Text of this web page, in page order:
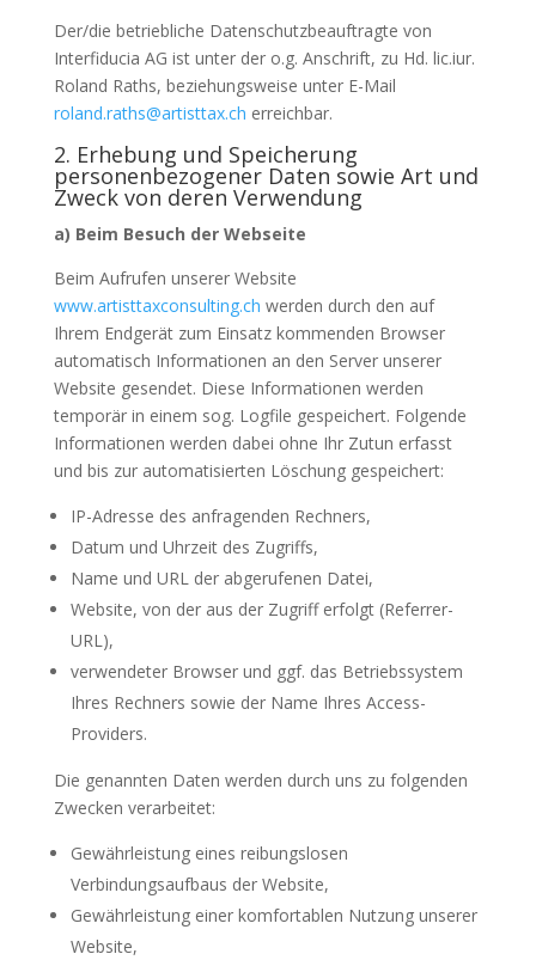
Der/die betriebliche Datenschutzbeauftragte von
Interfiducia AG ist unter der o.g. Anschrift, zu Hd. lic.iur.
Roland Raths, beziehungsweise unter E-Mail
roland.raths@artisttax.ch erreichbar.
2. Erhebung und Speicherung
personenbezogener Daten sowie Art und
Zweck von deren Verwendung
a) Beim Besuch der Webseite
Beim Aufrufen unserer Website
www.artisttaxconsulting.ch werden durch den auf
Ihrem Endgerät zum Einsatz kommenden Browser
automatisch Informationen an den Server unserer
Website gesendet. Diese Informationen werden
temporär in einem sog. Logfile gespeichert. Folgende
Informationen werden dabei ohne Ihr Zutun erfasst
und bis zur automatisierten Löschung gespeichert:
IP-Adresse des anfragenden Rechners,
Datum und Uhrzeit des Zugriffs,
Name und URL der abgerufenen Datei,
Website, von der aus der Zugriff erfolgt (Referrer-
URL),
verwendeter Browser und ggf. das Betriebssystem
Ihres Rechners sowie der Name Ihres Access-
Providers.
Die genannten Daten werden durch uns zu folgenden
Zwecken verarbeitet:
Gewährleistung eines reibungslosen
Verbindungsaufbaus der Website,
Gewährleistung einer komfortablen Nutzung unserer
Website,